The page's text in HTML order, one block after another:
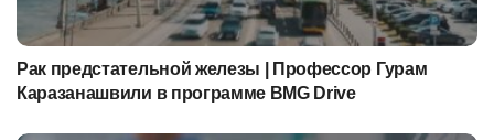
Рак предстательной железы | Профессор Гурам
Каразанашвили в программе BMG Drive